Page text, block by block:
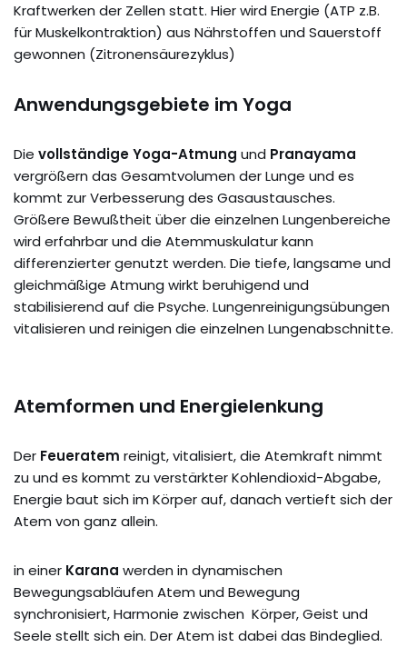
Kraftwerken der Zellen statt. Hier wird Energie (ATP z.B.
für Muskelkontraktion) aus Nährstoffen und Sauerstoff
gewonnen (Zitronensäurezyklus)
Anwendungsgebiete im Yoga
Die vollständige Yoga-Atmung und Pranayama
vergrößern das Gesamtvolumen der Lunge und es
kommt zur Verbesserung des Gasaustausches.
Größere Bewußtheit über die einzelnen Lungenbereiche
wird erfahrbar und die Atemmuskulatur kann
differenzierter genutzt werden. Die tiefe, langsame und
gleichmäßige Atmung wirkt beruhigend und
stabilisierend auf die Psyche. Lungenreinigungsübungen
vitalisieren und reinigen die einzelnen Lungenabschnitte.
Atemformen und Energielenkung
Der Feueratem reinigt, vitalisiert, die Atemkraft nimmt
zu und es kommt zu verstärkter Kohlendioxid-Abgabe,
Energie baut sich im Körper auf, danach vertieft sich der
Atem von ganz allein.
in einer Karana werden in dynamischen
Bewegungsabläufen Atem und Bewegung
synchronisiert, Harmonie zwischen Körper, Geist und
Seele stellt sich ein. Der Atem ist dabei das Bindeglied.